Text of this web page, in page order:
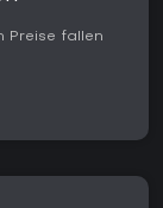
Preise fallen